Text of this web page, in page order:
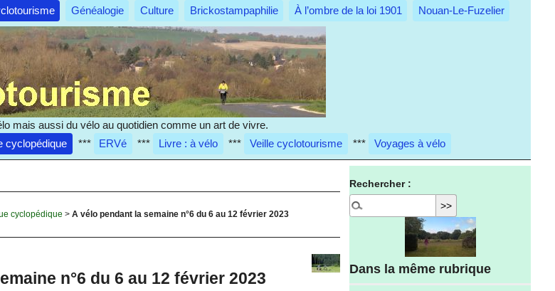
Généalogie Culture Brickostampaphilie À l’ombre de la loi 1901 Nouan-Le-Fuzelier
mais aussi du vélo au quotidien comme un art de vivre.
cyclopédique *** ERVé *** Livre : à vélo *** Veille cyclotourisme *** Voyages à vélo
cyclopédique > A vélo pendant la semaine n°6 du 6 au 12 février 2023
n°6 du 6 au 12 février 2023
Rechercher :
Dans la même rubrique